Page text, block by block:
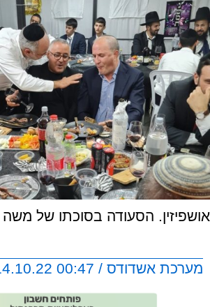
אושפיזין. הסעודה בסוכתו של משה
מערכת אשדודס / 00:47 14.10.22